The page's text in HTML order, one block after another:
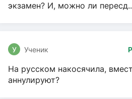
экзамен? И, можно ли
У Ученик
На русском накосячила,
аннулируют?